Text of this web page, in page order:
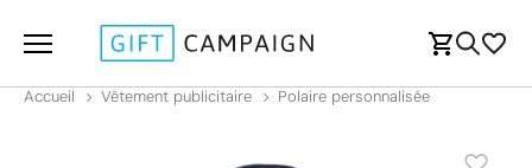
Accueil Vêtement publicitaire Polaire personnalisée